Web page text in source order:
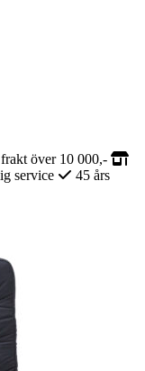
över 10 000,-
service
45 års